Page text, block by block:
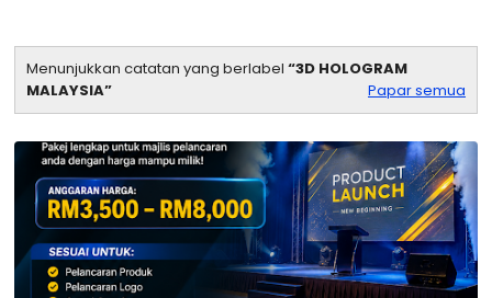
Menunjukkan catatan yang berlabel 3D HOLOGRAM
MALAYSIA
Papar semua